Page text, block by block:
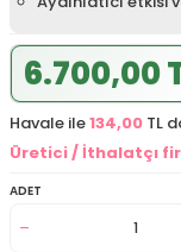
6.700,00
Havale ile134,00 TL
Üretici / İthalatçı
ADET